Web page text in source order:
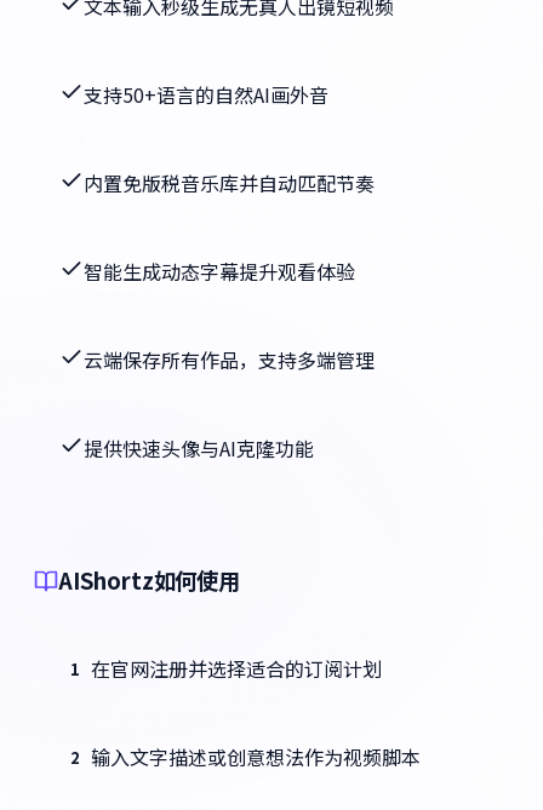
文本输入秒级生成无真人出镜短视频
支持50+语言的自然AI画外音
内置免版税音乐库并自动匹配节奏
智能生成动态字幕提升观看体验
云端保存所有作品，支持多端管理
提供快速头像与AI克隆功能
AIShortz如何使用
1 在官网注册并选择适合的订阅计划
2 输入文字描述或创意想法作为视频脚本